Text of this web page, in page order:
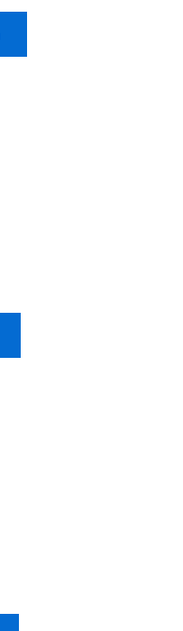
Tento
produktu.